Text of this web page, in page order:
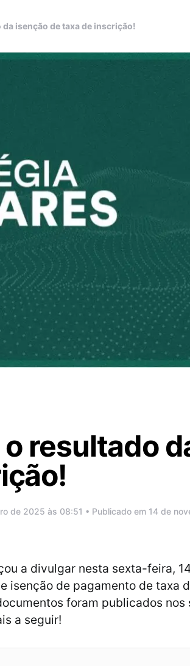
isenção de taxa de inscrição!
resultado
de 2025 às 08:51 • Publicado em 14 de
a divulgar nesta sexta-feira,
isenção de pagamento de taxa
foram publicados nos
a seguir!